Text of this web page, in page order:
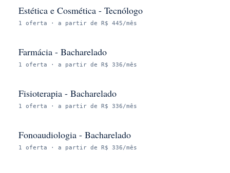
Estética e Cosmética - Tecnólogo
1 oferta · a partir de R$ 445/mês
Farmácia - Bacharelado
1 oferta · a partir de R$ 336/mês
Fisioterapia - Bacharelado
1 oferta · a partir de R$ 336/mês
Fonoaudiologia - Bacharelado
1 oferta · a partir de R$ 336/mês